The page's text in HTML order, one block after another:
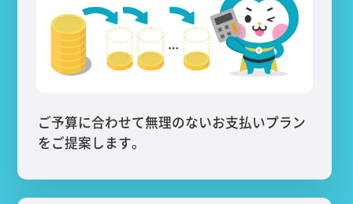
ご予算に合わせて無理のないお支払いプラン
をご提案します。